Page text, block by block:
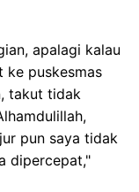
apalagi kalau
ke puskesmas
takut tidak
pun saya tidak
dipercepat,"